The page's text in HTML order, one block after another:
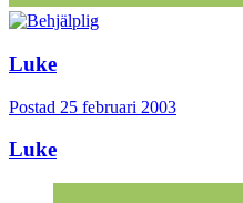
Luke
Postad 25 februari 2003
Luke